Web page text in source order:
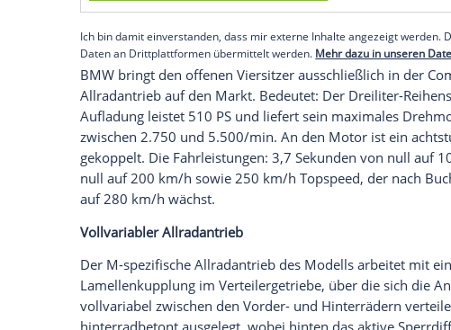
Twin-Turbo-Reihensechser mit 510 PS
Das im unteren Teil der Frontschürze
schwarze Band findet in der Heckschürze
geformte Diffusor, in dem die M-typisch vier
Millimeter messenden Auspuff-Endrohre des
untergebracht sind. Auf eineSpoilerlippeam
Empfohlener externer Inhalt:
Glomex GmbH
Wir benötigen Ihre Zustimmung, um den von unserer
anzuzeigen. Sie können diesen mit einem Klick anzeigen
jetzt aktivieren